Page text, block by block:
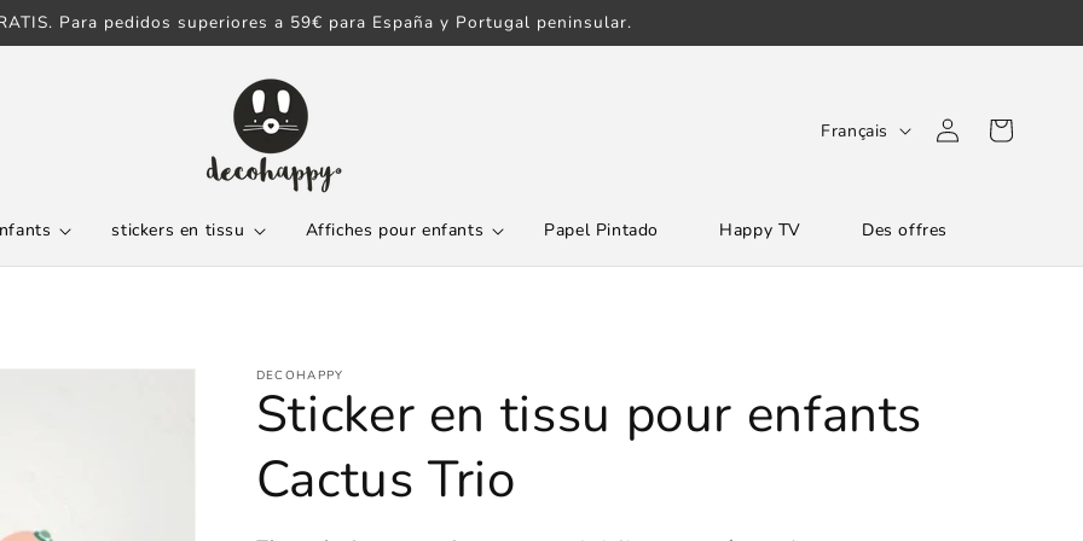
Para pedidos superiores a 59€ para España y Portugal peninsular.
stickers en tissu Affiches pour enfants Papel Pintado Happy TV Des offres
L
u
Français Connexion Panier
DECOHAPPY
Sticker en tissu pour enfants
Cactus Trio